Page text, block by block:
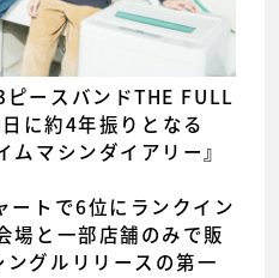
ースバンドTHE FULL
に約4年振りとなる
マシンダイアリー』
ートで6位にランクイン
場と一部店舗のみで販
グルリリースの第一